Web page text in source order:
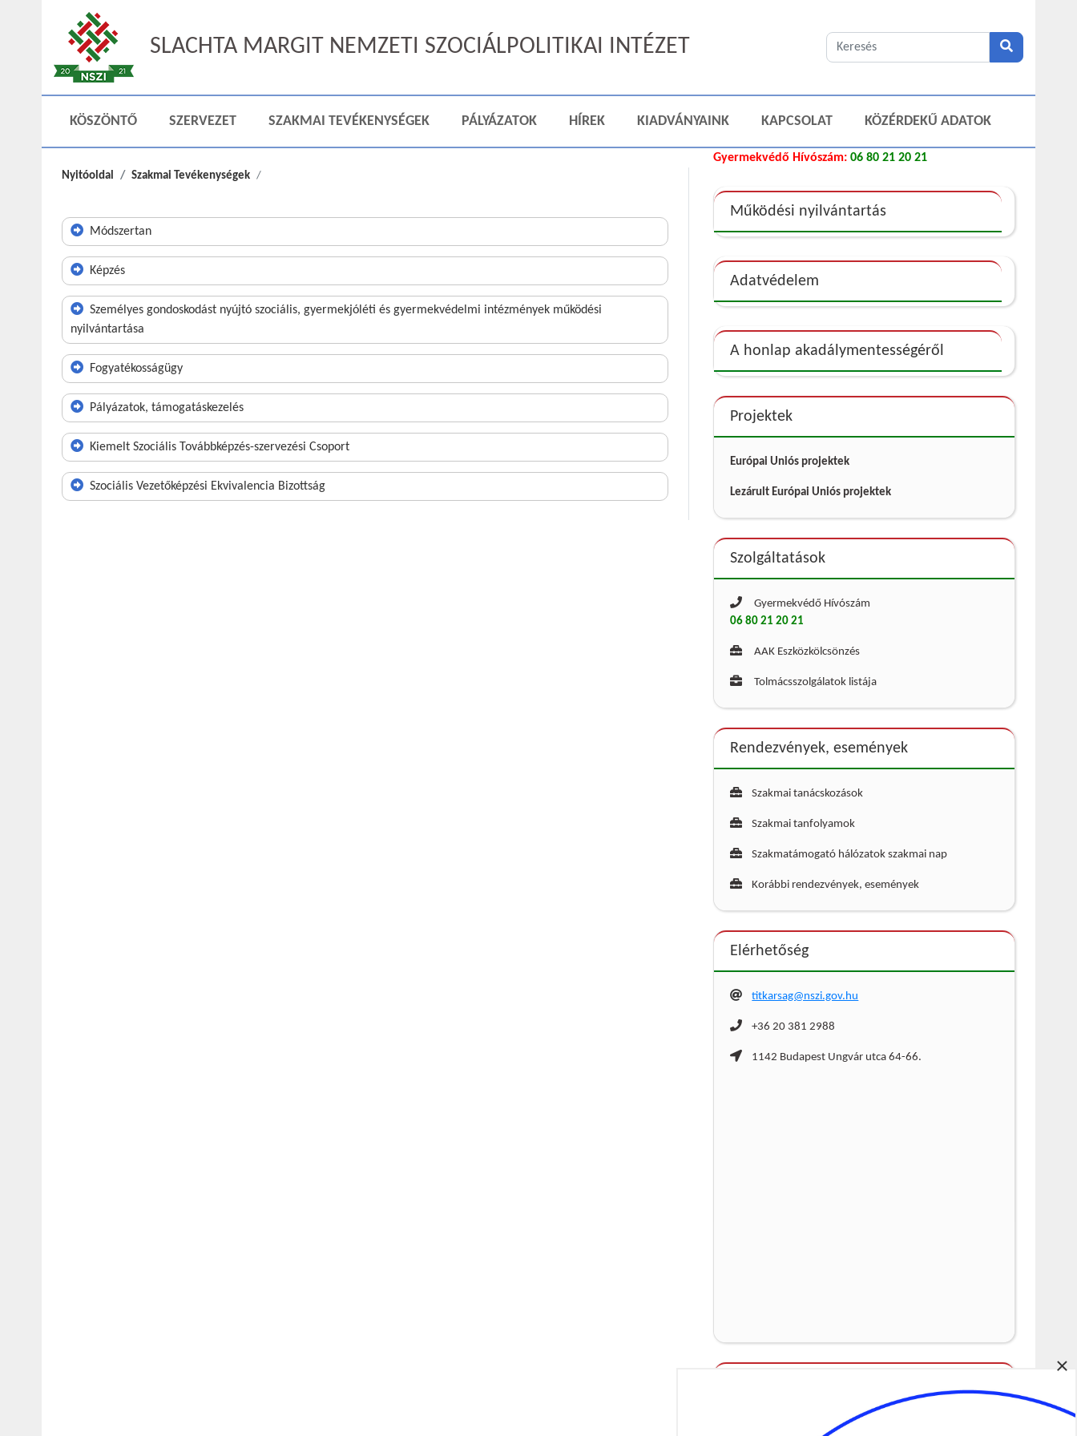
×
SLACHTA MARGIT NEMZETI SZOCIÁLPOLITIKAI INTÉZET
KÖSZÖNTŐ SZERVEZET SZAKMAI TEVÉKENYSÉGEK PÁLYÁZATOK HÍREK KIADVÁNYAINK KAPCSOLAT KÖZÉRDEKŰ ADATOK
Nyitóoldal Szakmai Tevékenységek
Módszertan
Képzés
Személyes gondoskodást nyújtó szociális, gyermekjóléti és gyermekvédelmi intézmények működési
nyilvántartása
Fogyatékosságügy
Pályázatok, támogatáskezelés
Kiemelt Szociális Továbbképzés-szervezési Csoport
Szociális Vezetőképzési Ekvivalencia Bizottság
Gyermekvédő Hívószám: 06 80 21 20 21
Működési nyilvántartás
Adatvédelem
A honlap akadálymentességéről
Projektek
Európai Uniós projektek
Lezárult Európai Uniós projektek
Szolgáltatások
Gyermekvédő Hívószám
06 80 21 20 21
AAK Eszközkölcsönzés
Tolmácsszolgálatok listája
Rendezvények, események
Szakmai tanácskozások
Szakmai tanfolyamok
Szakmatámogató hálózatok szakmai nap
Korábbi rendezvények, események
Elérhetőség
titkarsag@nszi.gov.hu
+36 20 381 2988
1142 Budapest Ungvár utca 64-66.